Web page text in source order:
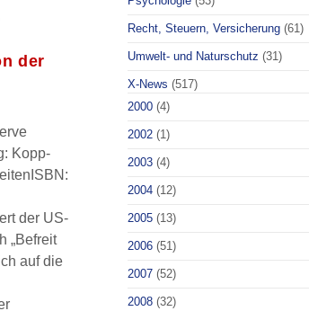
der
Kopp-
der US-
„Befreit
auf die
Recht, Steuern, Versicherung (61)
Umwelt- und Naturschutz (31)
X-News (517)
2000 (4)
2002 (1)
2003 (4)
2004 (12)
2005 (13)
2006 (51)
2007 (52)
2008 (32)